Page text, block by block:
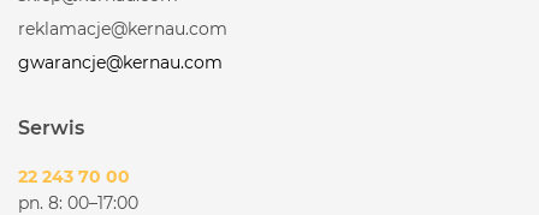
reklamacje@kernau.com
gwarancje@kernau.com
Serwis
22 243 70 00
pn. 8: 00–17:00